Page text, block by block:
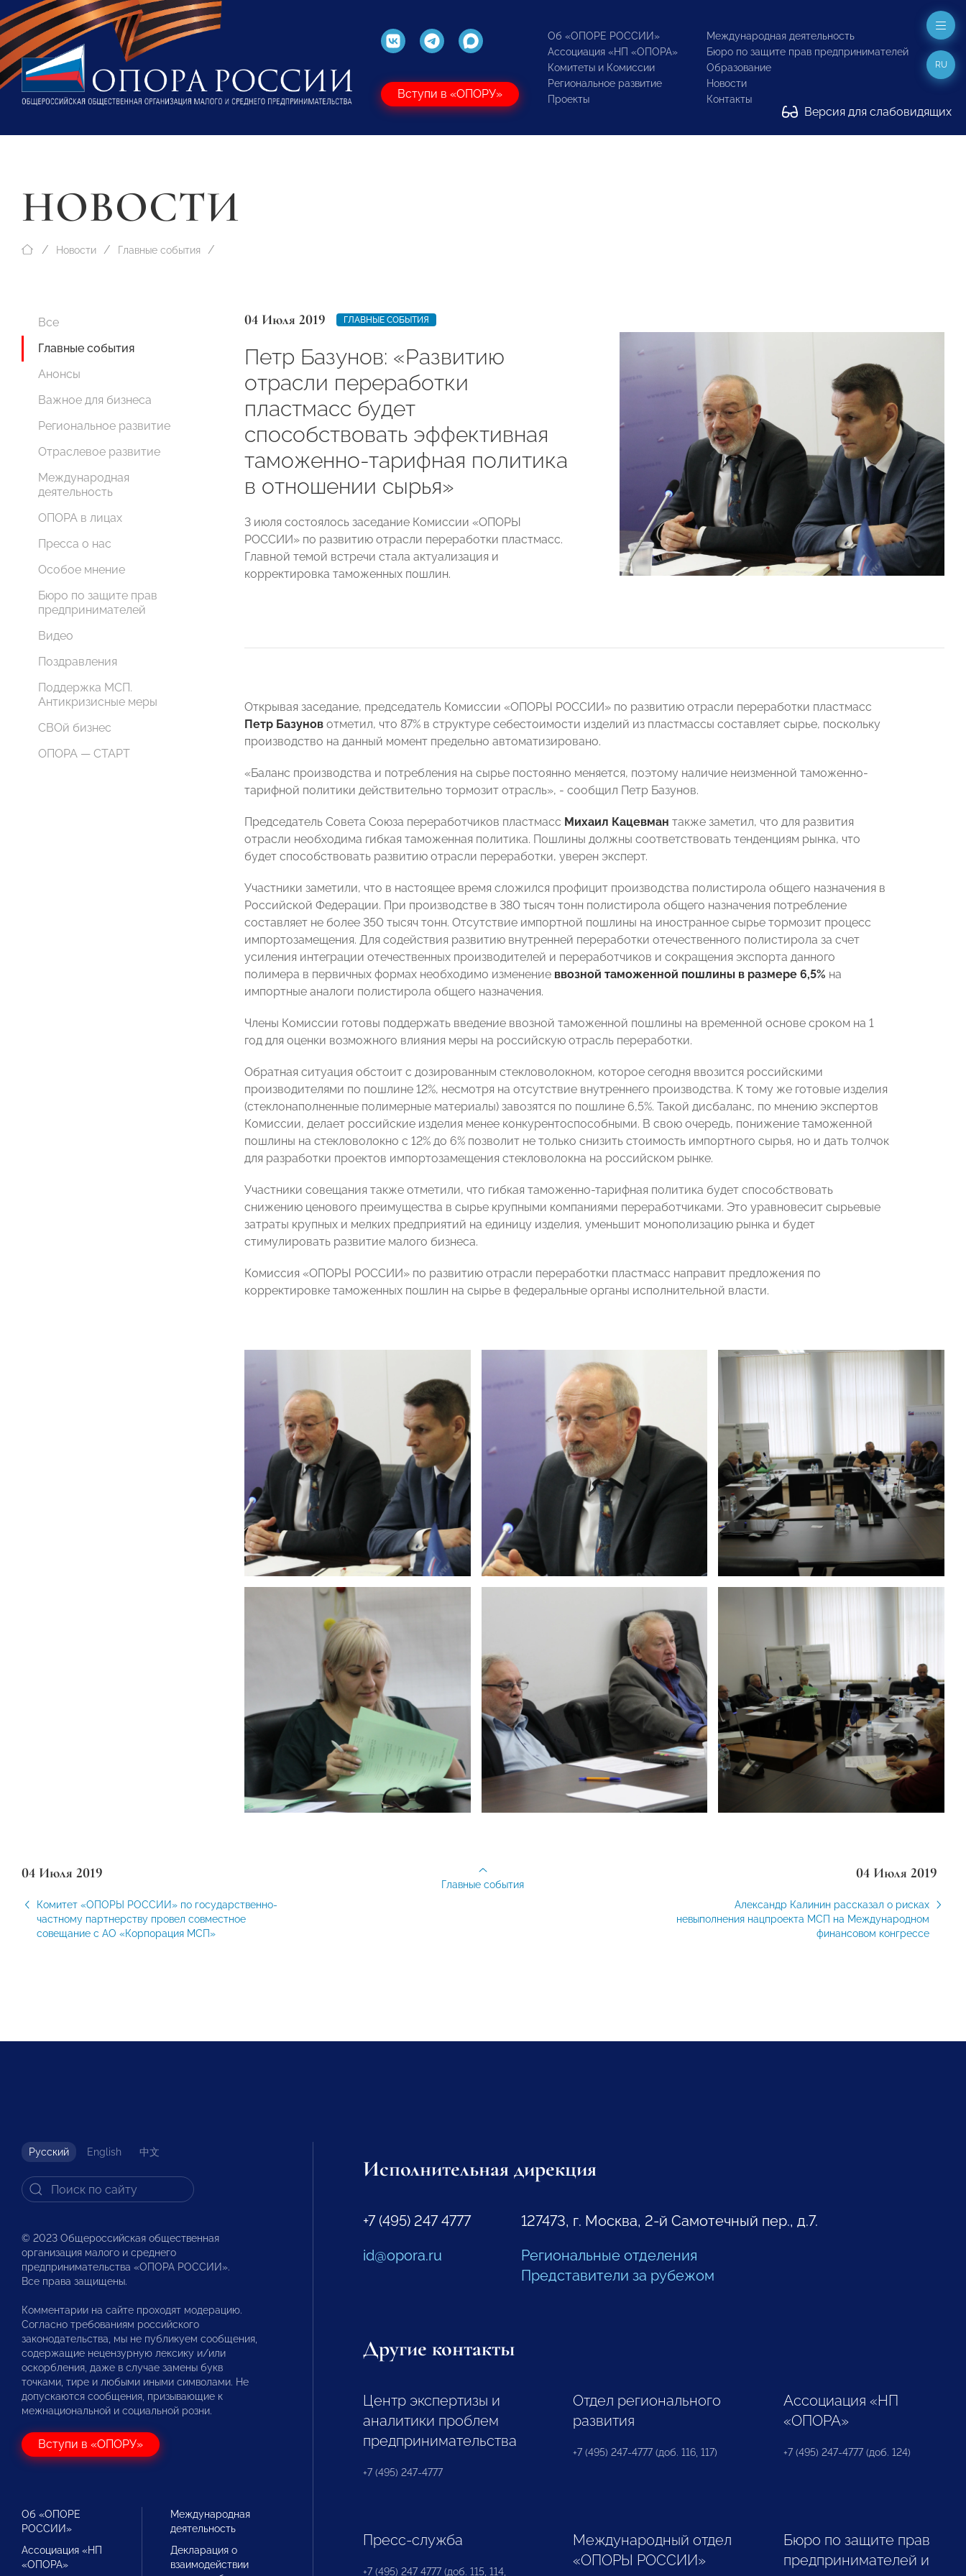
Вступи в «ОПОРУ»
Об «ОПОРЕ РОССИИ»
Ассоциация «НП «ОПОРА»
Комитеты и Комиссии
Региональное развитие
Проекты
Международная деятельность
Бюро по защите прав предпринимателей
Образование
Новости
Контакты
Версия для слабовидящих
RU
НОВОСТИ
Новости Главные события
Все
Главные события
Анонсы
Важное для бизнеса
Региональное развитие
Отраслевое развитие
Международная
деятельность
ОПОРА в лицах
Пресса о нас
Особое мнение
Бюро по защите прав
предпринимателей
Видео
Поздравления
Поддержка МСП.
Антикризисные меры
СВОй бизнес
ОПОРА — СТАРТ
04 Июля 2019 ГЛАВНЫЕ СОБЫТИЯ
Петр Базунов: «Развитию
отрасли переработки
пластмасс будет
способствовать эффективная
таможенно-тарифная политика
в отношении сырья»
3 июля состоялось заседание Комиссии «ОПОРЫ
РОССИИ» по развитию отрасли переработки пластмасс.
Главной темой встречи стала актуализация и
корректировка таможенных пошлин.
Открывая заседание, председатель Комиссии «ОПОРЫ РОССИИ» по развитию отрасли переработки пластмасс
Петр Базунов отметил, что 87% в структуре себестоимости изделий из пластмассы составляет сырье, поскольку
производство на данный момент предельно автоматизировано.
«Баланс производства и потребления на сырье постоянно меняется, поэтому наличие неизменной таможенно-
тарифной политики действительно тормозит отрасль», - сообщил Петр Базунов.
Председатель Совета Союза переработчиков пластмасс Михаил Кацевман также заметил, что для развития
отрасли необходима гибкая таможенная политика. Пошлины должны соответствовать тенденциям рынка, что
будет способствовать развитию отрасли переработки, уверен эксперт.
Участники заметили, что в настоящее время сложился профицит производства полистирола общего назначения в
Российской Федерации. При производстве в 380 тысяч тонн полистирола общего назначения потребление
составляет не более 350 тысяч тонн. Отсутствие импортной пошлины на иностранное сырье тормозит процесс
импортозамещения. Для содействия развитию внутренней переработки отечественного полистирола за счет
усиления интеграции отечественных производителей и переработчиков и сокращения экспорта данного
полимера в первичных формах необходимо изменение ввозной таможенной пошлины в размере 6,5% на
импортные аналоги полистирола общего назначения.
Члены Комиссии готовы поддержать введение ввозной таможенной пошлины на временной основе сроком на 1
год для оценки возможного влияния меры на российскую отрасль переработки.
Обратная ситуация обстоит с дозированным стекловолокном, которое сегодня ввозится российскими
производителями по пошлине 12%, несмотря на отсутствие внутреннего производства. К тому же готовые изделия
(стеклонаполненные полимерные материалы) завозятся по пошлине 6,5%. Такой дисбаланс, по мнению экспертов
Комиссии, делает российские изделия менее конкурентоспособными. В свою очередь, понижение таможенной
пошлины на стекловолокно с 12% до 6% позволит не только снизить стоимость импортного сырья, но и дать толчок
для разработки проектов импортозамещения стекловолокна на российском рынке.
Участники совещания также отметили, что гибкая таможенно-тарифная политика будет способствовать
снижению ценового преимущества в сырье крупными компаниями переработчиками. Это уравновесит сырьевые
затраты крупных и мелких предприятий на единицу изделия, уменьшит монополизацию рынка и будет
стимулировать развитие малого бизнеса.
Комиссия «ОПОРЫ РОССИИ» по развитию отрасли переработки пластмасс направит предложения по
корректировке таможенных пошлин на сырье в федеральные органы исполнительной власти.
04 Июля 2019
Комитет «ОПОРЫ РОССИИ» по государственно-
частному партнерству провел совместное
совещание с АО «Корпорация МСП»
04 Июля 2019
Александр Калинин рассказал о рисках
невыполнения нацпроекта МСП на Международном
финансовом конгрессе
Главные события
Русский English 中文
© 2023 Общероссийская общественная
организация малого и среднего
предпринимательства «ОПОРА РОССИИ».
Все права защищены.
Комментарии на сайте проходят модерацию.
Согласно требованиям российского
законодательства, мы не публикуем сообщения,
содержащие нецензурную лексику и/или
оскорбления, даже в случае замены букв
точками, тире и любыми иными символами. Не
допускаются сообщения, призывающие к
межнациональной и социальной розни.
Вступи в «ОПОРУ»
Об «ОПОРЕ
РОССИИ»
Ассоциация «НП
«ОПОРА»
Международная
деятельность
Декларация о
взаимодействии
Исполнительная дирекция
+7 (495) 247 4777
id@opora.ru
127473, г. Москва, 2-й Самотечный пер., д.7.
Региональные отделения
Представители за рубежом
Другие контакты
Центр экспертизы и
аналитики проблем
предпринимательства
+7 (495) 247-4777
Отдел регионального
развития
+7 (495) 247-4777 (доб. 116, 117)
Ассоциация «НП
«ОПОРА»
+7 (495) 247-4777 (доб. 124)
Пресс-служба
+7 (495) 247 4777 (доб. 115, 114,
Международный отдел
«ОПОРЫ РОССИИ»
Бюро по защите прав
предпринимателей и